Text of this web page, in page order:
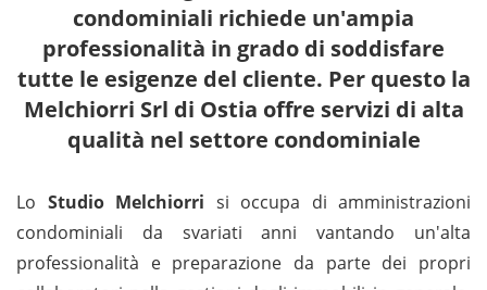
condominiali richiede un'ampia
professionalità in grado di soddisfare
tutte le esigenze del cliente. Per questo la
Melchiorri Srl di Ostia offre servizi di alta
qualità nel settore condominiale
Lo Studio Melchiorri si occupa di amministrazioni
condominiali da svariati anni vantando un'alta
professionalità e preparazione da parte dei propri